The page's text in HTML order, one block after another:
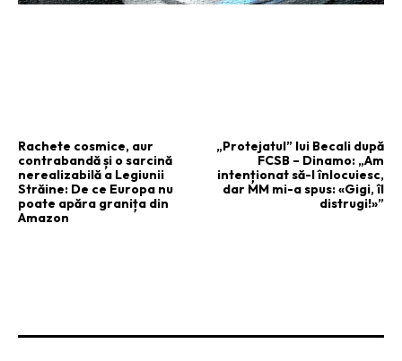
Rachete cosmice, aur
contrabandă și o sarcină
nerealizabilă a Legiunii
Străine: De ce Europa nu
poate apăra granița din
Amazon
„Protejatul” lui Becali după
FCSB – Dinamo: „Am
intenționat să-l înlocuiesc,
dar MM mi-a spus: «Gigi, îl
distrugi!»”